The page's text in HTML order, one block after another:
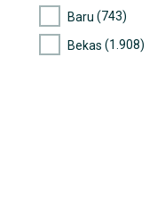
Baru (743)
Bekas (1.908)